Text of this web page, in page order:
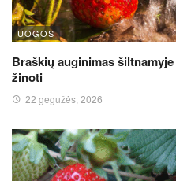
UOGOS
Braškių auginimas
žinoti
22 gegužės, 2026